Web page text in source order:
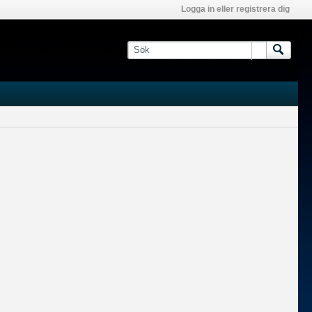
Logga in eller registrera dig